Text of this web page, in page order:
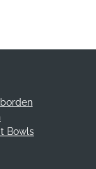
Bowls